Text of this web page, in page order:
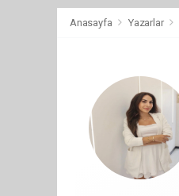
Anasayfa Yazarlar